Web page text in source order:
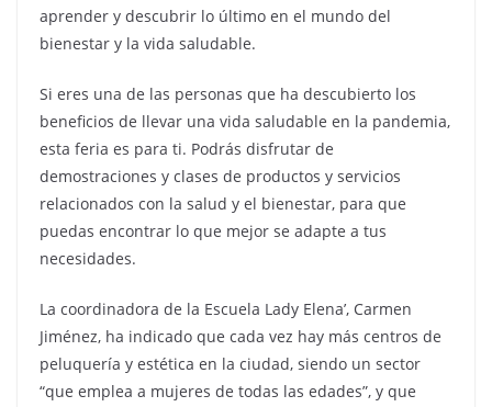
aprender y descubrir lo último en el mundo del
bienestar y la vida saludable.
Si eres una de las personas que ha descubierto los
beneficios de llevar una vida saludable en la pandemia,
esta feria es para ti. Podrás disfrutar de
demostraciones y clases de productos y servicios
relacionados con la salud y el bienestar, para que
puedas encontrar lo que mejor se adapte a tus
necesidades.
La coordinadora de la Escuela Lady Elena’, Carmen
Jiménez, ha indicado que cada vez hay más centros de
peluquería y estética en la ciudad, siendo un sector
“que emplea a mujeres de todas las edades”, y que